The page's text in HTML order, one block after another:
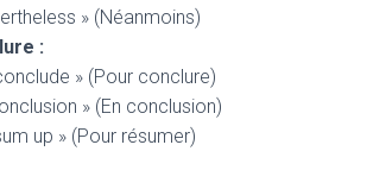
» (Néanmoins)
:
» (Pour conclure)
» (En conclusion)
up » (Pour résumer)